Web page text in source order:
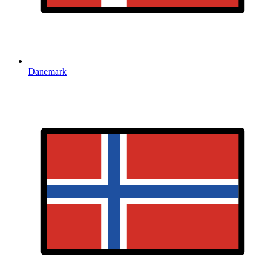
Danemark